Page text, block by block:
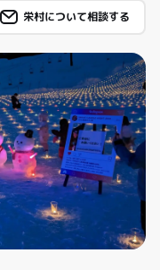
栄村について相談する